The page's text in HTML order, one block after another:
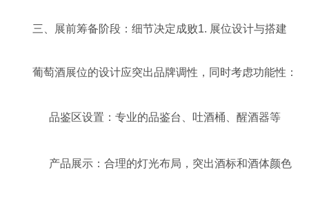
三、展前筹备阶段：细节决定成败1. 展位设计与搭建
葡萄酒展位的设计应突出品牌调性，同时考虑功能性：
品鉴区设置：专业的品鉴台、吐酒桶、醒酒器等
产品展示：合理的灯光布局，突出酒标和酒体颜色